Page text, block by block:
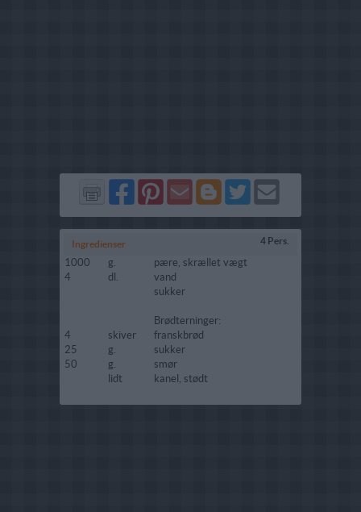
Del
på
Del
på
Send
via
Del
på
Del
på
Send
Ingredienser 4 Pers.
1000 g.
pære, skrællet vægt
4
dl.
vand
sukker
Brødterninger:
4
skiver
franskbrød
25
g.
sukker
50
g.
smør
lidt
kanel, stødt